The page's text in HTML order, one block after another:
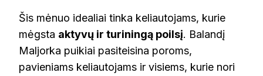
Šis mėnuo idealiai tinka keliautojams, kurie
mėgsta aktyvų ir turiningą poilsį. Balandį
Maljorka puikiai pasiteisina poroms,
pavieniams keliautojams ir visiems, kurie nori